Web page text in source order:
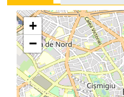
+
−